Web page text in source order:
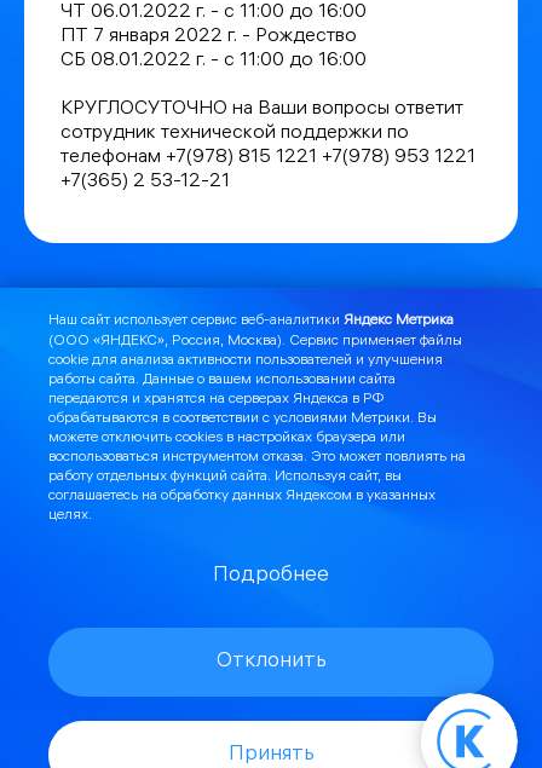
ЧТ 06.01.2022 г. - с 11:00 до 16:00
ПТ 7 января 2022 г. - Рождество
СБ 08.01.2022 г. - с 11:00 до 16:00
КРУГЛОСУТОЧНО на Ваши вопросы ответит
сотрудник технической поддержки по
телефонам +7(978) 815 1221 +7(978) 953 1221
+7(365) 2 53-12-21
Я могу помочь: Найти DOMNET.me в ВК
Найти лицензии и шаблоны документов
Стать частью команды КРЭЛКОМ
Узнать о нас
Наш сайт использует сервис веб-аналитики Яндекс Метрика
(ООО «ЯНДЕКС», Россия, Москва). Сервис применяет файлы
cookie для анализа активности пользователей и улучшения
работы сайта. Данные о вашем использовании сайта
передаются и хранятся на серверах Яндекса в РФ
обрабатываются в соответствии с условиями Метрики. Вы
можете отключить cookies в настройках браузера или
воспользоваться инструментом отказа. Это может повлиять на
работу отдельных функций сайта. Используя сайт, вы
соглашаетесь на обработку данных Яндексом в указанных
целях.
Подробнее
Отклонить
Принять